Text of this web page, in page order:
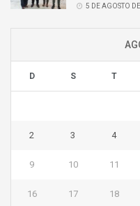
5 DE AGOSTO
D S T
2 3 4
9 10 11
16 17 18